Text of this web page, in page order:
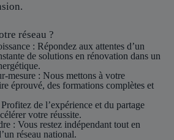
réseau ?
: Répondez aux attentes d’un
de solutions en rénovation dans un
mesure : Nous mettons à votre
éprouvé, des formations complètes et
de l’expérience et du partage
votre réussite.
: Vous restez indépendant tout en
réseau national.